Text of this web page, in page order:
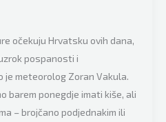
očekuju Hrvatsku ovih dana,
pospanosti i
je meteorolog Zoran Vakula.
barem ponegdje imati kiše, ali
– brojčano podjednakim ili